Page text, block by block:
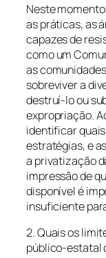
Neste
as práticas, as
capazes de
como um
as
sobreviver a
destruí-lo ou
expropriação.
identificar
estratégias, e
a privatização
impressão de
disponível é
insuficiente
2. Quais os
público-estatal